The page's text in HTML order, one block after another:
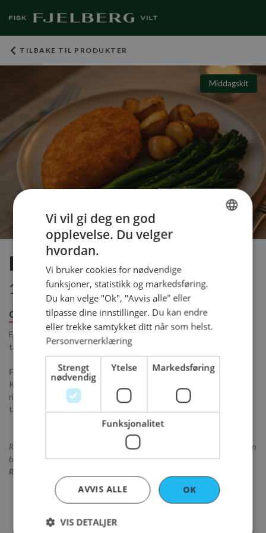
TILBAKE TIL PRODUKTER
Middagskit
Panert kylling
168 kr per person
Om produktet Innhold
Bestillingsfrister
Ett middagskit med panert kylling, poteter, brokkolini &
tartardressing.
Fremgangsmåte:
Kyllingen skal varmes i ovnen i ca 10 minutter på 200 grader på en
rist. Poteter og brokkolini kokes i hver sin kjele. Server med
tartardressing.
Ring gjerne på
om du har spørsmål eller ønsker å legge inn din
bestilling via telefon.Ønsker du bestilling eller levering samme dag?
Ring oss, så hjelper vi deg.
Vi vil gi deg en god
opplevelse. Du velger
hvordan.
Vi bruker cookies for nødvendige
funksjoner, statistikk og markedsføring.
Du kan velge "Ok", "Avvis alle" eller
tilpasse dine innstillinger. Du kan endre
eller trekke samtykket ditt når som helst.
Personvernerklæring
Strengt
nødvendig
Ytelse Markedsføring
Funksjonalitet
OK
AVVIS ALLE
VIS DETALJER